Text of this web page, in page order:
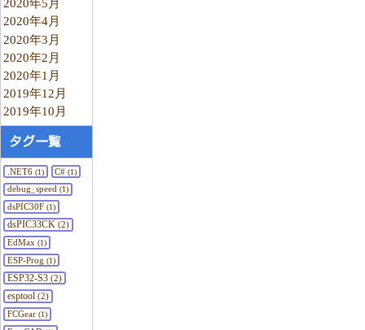
2020年5月
2020年4月
2020年3月
2020年2月
2020年1月
2019年12月
2019年10月
タグ一覧
.NET6(1) C# (1)
debug_speed(1)
dsPIC30F(1)
dsPIC33CK (2)
EdMax (1)
ESP-Prog (1)
ESP32-S3 (2)
esptool (2)
FCGear(1)